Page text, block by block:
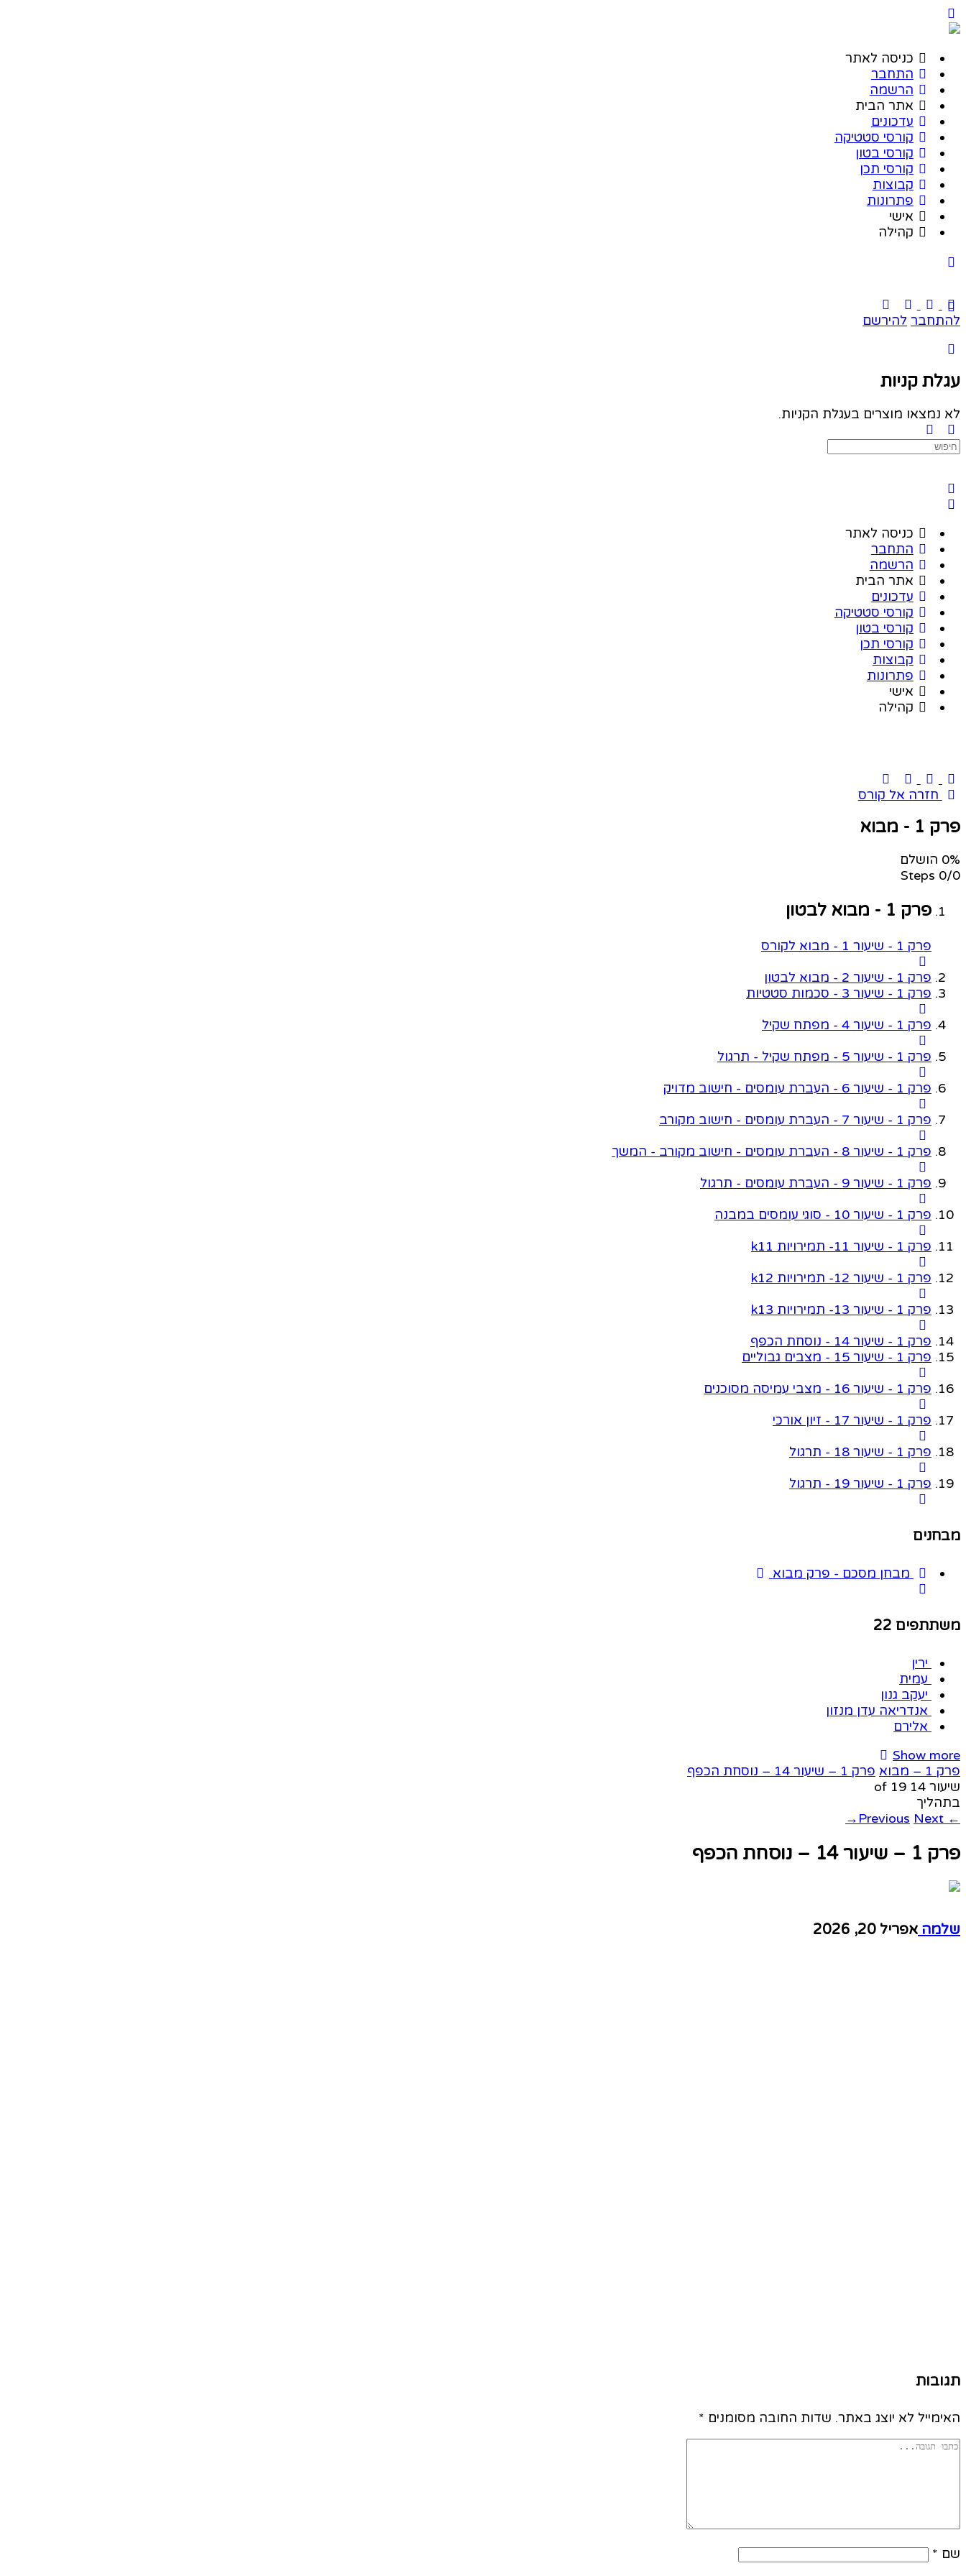
כניסה לאתר
התחבר
הרשמה
אתר הבית
עדכונים
קורסי סטטיקה
קורסי בטון
קורסי תכן
קבוצות
פתרונות
אישי
קהילה
להתחבר להירשם
עגלת קניות
לא נמצאו מוצרים בעגלת הקניות.
Search
כניסה לאתר
התחבר
הרשמה
אתר הבית
עדכונים
קורסי סטטיקה
קורסי בטון
קורסי תכן
קבוצות
פתרונות
אישי
קהילה
חזרה אל קורס
פרק 1 - מבוא
0% הושלם
0/0 Steps
פרק 1 - מבוא לבטון
פרק 1 - שיעור 1 - מבוא לקורס
פרק 1 - שיעור 2 - מבוא לבטון
פרק 1 - שיעור 3 - סכמות סטטיות
פרק 1 - שיעור 4 - מפתח שקיל
פרק 1 - שיעור 5 - מפתח שקיל - תרגול
פרק 1 - שיעור 6 - העברת עומסים - חישוב מדויק
פרק 1 - שיעור 7 - העברת עומסים - חישוב מקורב
פרק 1 - שיעור 8 - העברת עומסים - חישוב מקורב - המשך
פרק 1 - שיעור 9 - העברת עומסים - תרגול
פרק 1 - שיעור 10 - סוגי עומסים במבנה
פרק 1 - שיעור 11- תמירויות k11
פרק 1 - שיעור 12- תמירויות k12
פרק 1 - שיעור 13- תמירויות k13
פרק 1 - שיעור 14 - נוסחת הכפף
פרק 1 - שיעור 15 - מצבים גבוליים
פרק 1 - שיעור 16 - מצבי עמיסה מסוכנים
פרק 1 - שיעור 17 - זיון אורכי
פרק 1 - שיעור 18 - תרגול
פרק 1 - שיעור 19 - תרגול
מבחנים
מבחן מסכם - פרק מבוא
משתתפים 22
ירין
עמית
יעקב גנון
אנדריאה עדן מנזון
אלירם
Show more
פרק 1 – מבוא
פרק 1 – שיעור 14 – נוסחת הכפף
שיעור 14
of 19
בתהליך
←
Next
→
פרק 1 – שיעור 14 – נוסחת הכפף
שלמה אפריל 20, 2026
תגובות
האימייל לא יוצג באתר. שדות החובה מסומנים *
שם *